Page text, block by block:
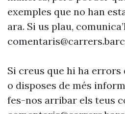
exemples que no han
ara. Si us plau,
Si creus que hi ha errors
o disposes de més
fes-nos arribar els teus